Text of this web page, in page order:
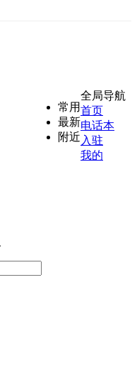
常用
最新
附近
全局导航
首页
电话本
入驻
我的